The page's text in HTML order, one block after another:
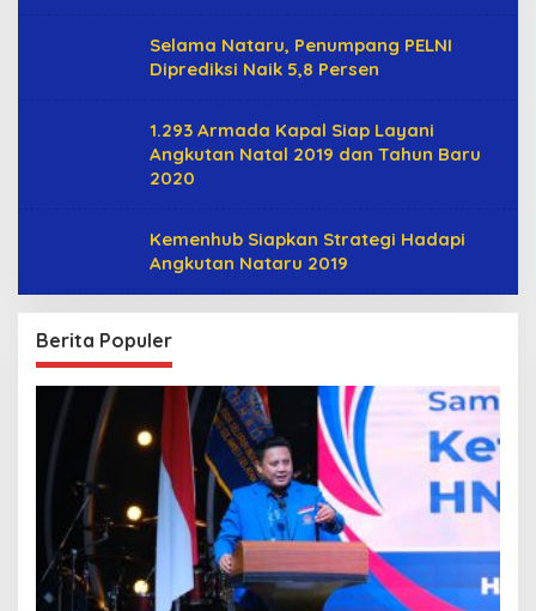
Selama Nataru, Penumpang PELNI
Diprediksi Naik 5,8 Persen
1.293 Armada Kapal Siap Layani
Angkutan Natal 2019 dan Tahun Baru
2020
Kemenhub Siapkan Strategi Hadapi
Angkutan Nataru 2019
Berita Populer